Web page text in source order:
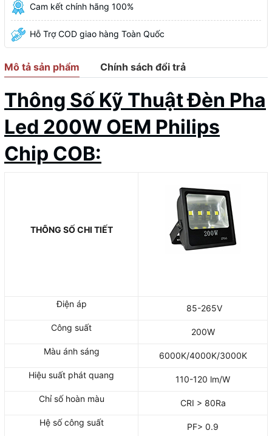
Cam kết chính hãng 100%
Hỗ Trợ COD giao hàng Toàn Quốc
Mô tả sản phẩm Chính sách đổi trả
Thông Số Kỹ Thuật Đèn Pha
Led 200W OEM Philips
Chip COB:
THÔNG SỐ CHI TIẾT
Điện áp
85-265V
Công suất
200W
Màu ánh sáng
6000K/4000K/3000K
Hiệu suất phát quang
110-120 lm/W
Chỉ số hoàn màu
CRI > 80Ra
Hệ số công suất
PF> 0.9